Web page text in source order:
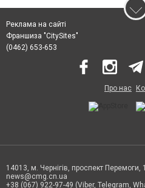
Реклама на сайті
Франшиза "CitySites"
(0462) 653-653
Про нас
14013, м. Чернігів, проспект Перемоги,
news@cmg.cn.ua
+38 (067) 922-97-49 (Viber, Telegram,